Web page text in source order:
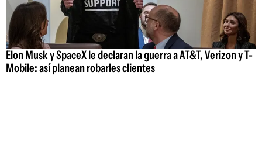
Elon Musk y SpaceX le declaran la guerra a AT&T, Verizon y T-
Mobile: así planean robarles clientes